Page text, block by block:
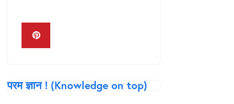
परम ज्ञान ! (Knowledge on top)